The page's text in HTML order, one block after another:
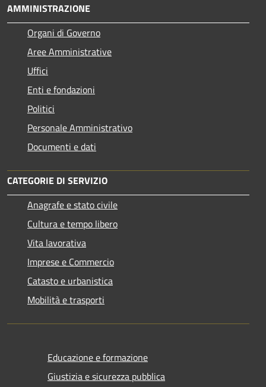
AMMINISTRAZIONE
Organi di Governo
Aree Amministrative
Uffici
Enti e fondazioni
Politici
Personale Amministrativo
Documenti e dati
CATEGORIE DI SERVIZIO
Anagrafe e stato civile
Cultura e tempo libero
Vita lavorativa
Imprese e Commercio
Catasto e urbanistica
Mobilità e trasporti
Educazione e formazione
Giustizia e sicurezza pubblica